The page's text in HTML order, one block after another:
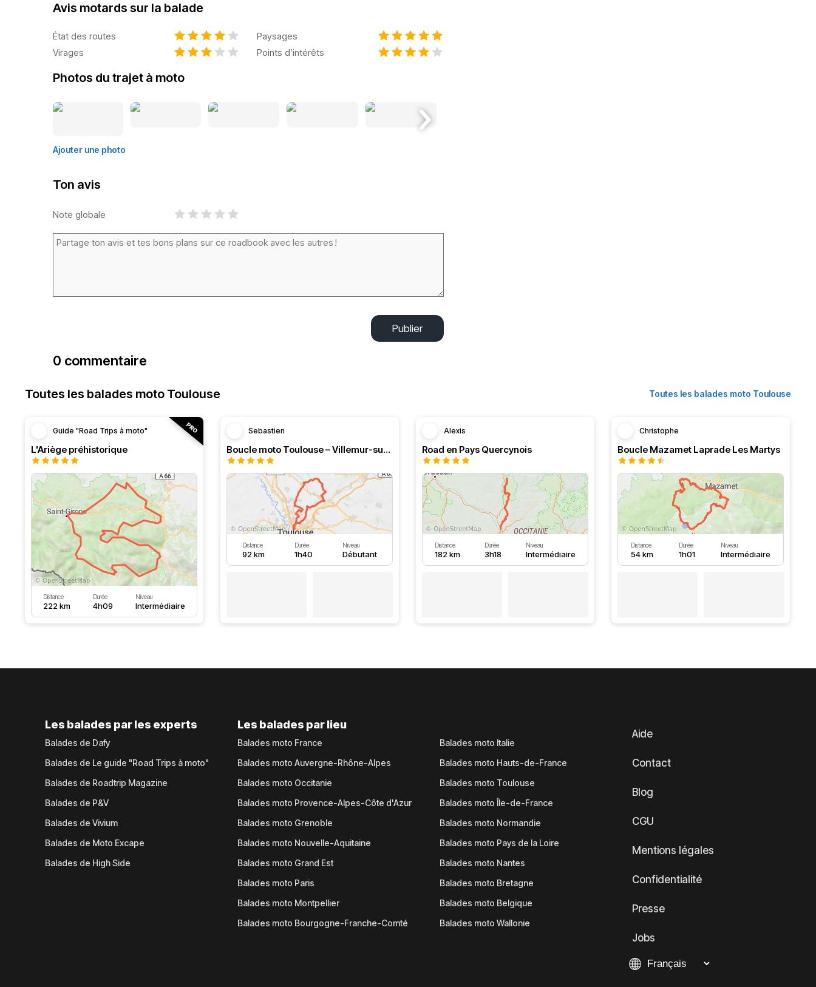
Avis motards sur la balade
État des routes
Paysages
Virages
Points d’intérêts
Photos du trajet à moto
Ajouter une photo
Ton avis
Note globale
Publier
0 commentaire
Toutes les balades moto Toulouse Toutes les balades moto Toulouse
Guide "Road Trips à moto"
L'Ariège préhistorique
Distance
222 km
Durée
4h09
Niveau
Intermédiaire
Sebastien
Boucle moto Toulouse – Villemur-sur-Tarn – Bessières
Distance
92 km
Durée
1h40
Niveau
Débutant
Alexis
Road en Pays Quercynois
Distance
182 km
Durée
3h18
Niveau
Intermédiaire
Christophe
Boucle Mazamet Laprade Les Martys
Distance
54 km
Durée
1h01
Niveau
Intermédiaire
Les balades par les experts
Balades de Dafy
Balades de Le guide "Road Trips à moto"
Balades de Roadtrip Magazine
Balades de P&V
Balades de Vivium
Balades de Moto Excape
Balades de High Side
Les balades par lieu
Balades moto France
Balades moto Auvergne-Rhône-Alpes
Balades moto Occitanie
Balades moto Provence-Alpes-Côte d'Azur
Balades moto Grenoble
Balades moto Nouvelle-Aquitaine
Balades moto Grand Est
Balades moto Paris
Balades moto Montpellier
Balades moto Bourgogne-Franche-Comté
Balades moto Italie
Balades moto Hauts-de-France
Balades moto Toulouse
Balades moto Île-de-France
Balades moto Normandie
Balades moto Pays de la Loire
Balades moto Nantes
Balades moto Bretagne
Balades moto Belgique
Balades moto Wallonie
Aide
Contact
Blog
CGU
Mentions légales
Confidentialité
Presse
Jobs